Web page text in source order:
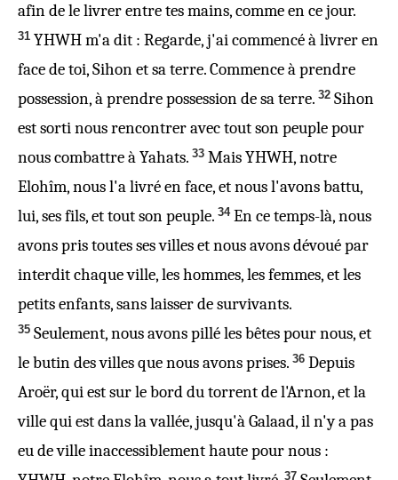
afin de le livrer entre tes mains, comme en ce jour.
31 YHWH m'a dit : Regarde, j'ai commencé à livrer en
face de toi, Sihon et sa terre. Commence à prendre
possession, à prendre possession de sa terre. 32 Sihon
est sorti nous rencontrer avec tout son peuple pour
nous combattre à Yahats. 33 Mais YHWH, notre
Elohîm, nous l'a livré en face, et nous l'avons battu,
lui, ses fils, et tout son peuple. 34 En ce temps-là, nous
avons pris toutes ses villes et nous avons dévoué par
interdit chaque ville, les hommes, les femmes, et les
petits enfants, sans laisser de survivants.
35 Seulement, nous avons pillé les bêtes pour nous, et
le butin des villes que nous avons prises. 36 Depuis
Aroër, qui est sur le bord du torrent de l'Arnon, et la
ville qui est dans la vallée, jusqu'à Galaad, il n'y a pas
eu de ville inaccessiblement haute pour nous :
37